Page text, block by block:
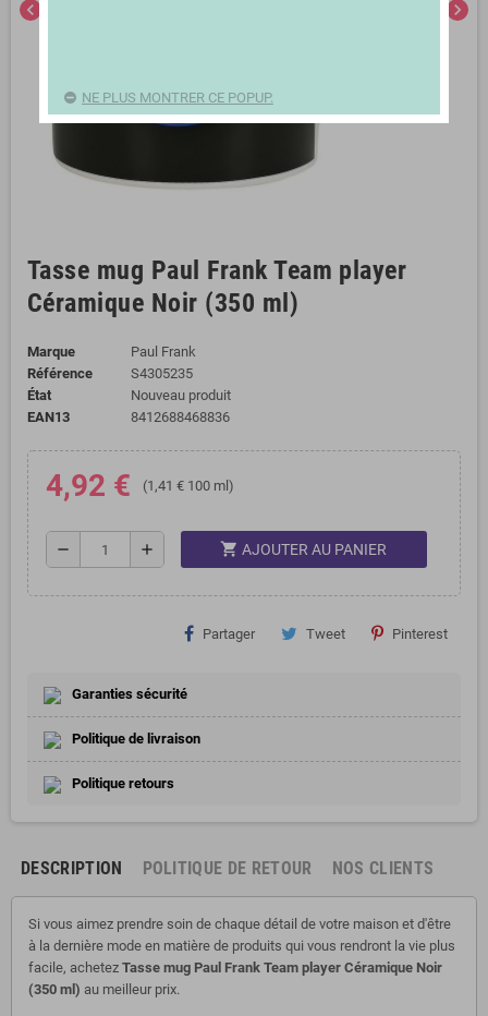
chevron_left chevron_right
Tasse mug Paul Frank Team player
Céramique Noir (350 ml)
Marque
Paul Frank
Référence
S4305235
État
Nouveau produit
EAN13
8412688468836
4,92 € (1,41 € 100 ml)
remove add shopping_cart AJOUTER AU PANIER
Partager Tweet Pinterest
Garanties sécurité
Politique de livraison
Politique retours
DESCRIPTION POLITIQUE DE RETOUR NOS CLIENTS
Si vous aimez prendre soin de chaque détail de votre maison et d'être
à la dernière mode en matière de produits qui vous rendront la vie plus
facile, achetez Tasse mug Paul Frank Team player Céramique Noir
(350 ml) au meilleur prix.
NE PLUS MONTRER CE POPUP.